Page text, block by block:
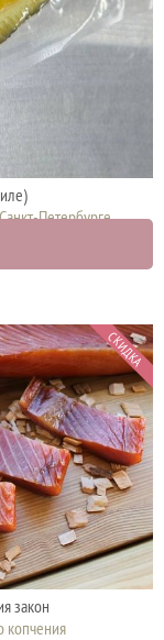
Петербурге
СКИДКА
закон
копчения